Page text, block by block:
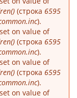
(строка 6595
).
on value of
(строка 6595
).
on value of
(строка 6595
).
on value of